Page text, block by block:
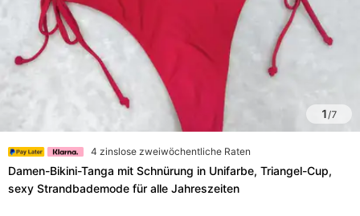
1/7
4 zinslose zweiwöchentliche Raten
Damen-Bikini-Tanga mit Schnürung in Unifarbe, Triangel-Cup,
sexy Strandbademode für alle Jahreszeiten